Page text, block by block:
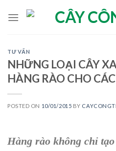
TƯ VẤN
NHỮNG LOẠI CÂY
HÀNG RÀO CHO
POSTED ON 10/01/2015 BY
Hàng rào không chỉ